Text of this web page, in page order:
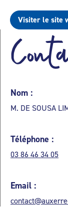
Visiter le site
Nom :
M. DE SOUSA
Téléphone :
03 86 46 34 05
Email :